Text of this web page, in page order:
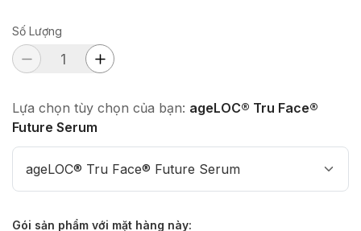
Số Lượng
Lựa chọn tùy chọn của bạn: ageLOC® Tru Face®
Future Serum
ageLOC® Tru Face® Future Serum
Gói sản phẩm với mặt hàng này: